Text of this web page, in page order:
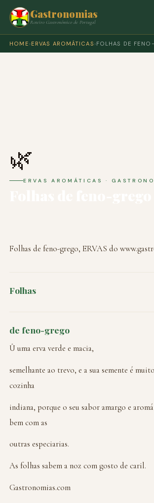
Gastronomias
Roteiro Gastronómico de Portugal
HOME › ERVAS AROMÁTICAS › FOLHAS DE
🌿
ERVAS AROMÁTICAS ·
Folhas de feno-grego, ERVAS do
Folhas
de feno-grego
Û uma erva verde e macia,
semelhante ao trevo, e a sua semente é
cozinha
indiana, porque o seu sabor amargo e
bem com as
outras especiarias.
As folhas sabem a noz com gosto de caril.
Gastronomias.com